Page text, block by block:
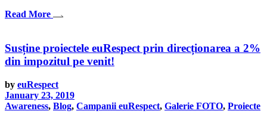
Read More
Susține proiectele euRespect prin direcționarea a 2%
din impozitul pe venit!
by euRespect
January 23, 2019
Awareness, Blog, Campanii euRespect, Galerie FOTO, Proiecte